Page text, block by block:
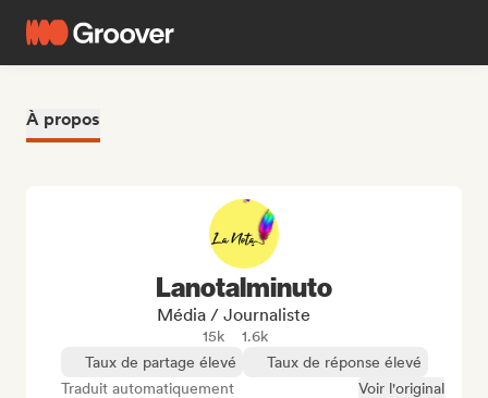
À propos
Lanotalminuto
Média / Journaliste
15k
1.6k
Taux de partage élevé
Taux de réponse élevé
Traduit automatiquement
Voir l'original